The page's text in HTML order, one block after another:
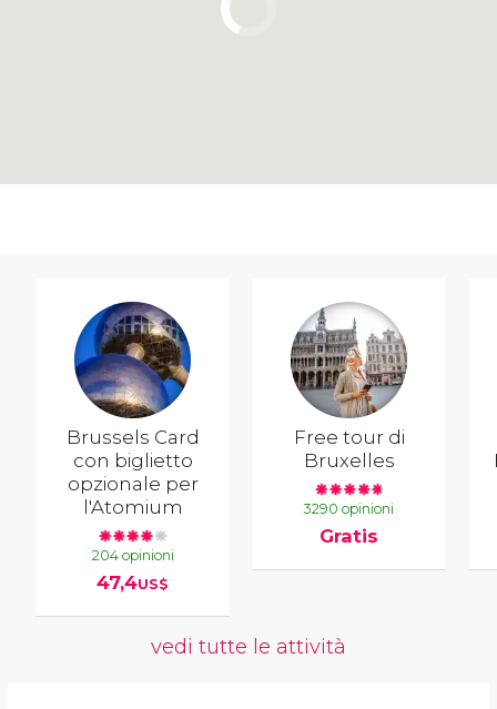
Brussels Card
con biglietto
opzionale per
l'Atomium
204 opinioni
47,4US$
Free tour di
Bruxelles
3290 opinioni
Gratis
vedi tutte le attività